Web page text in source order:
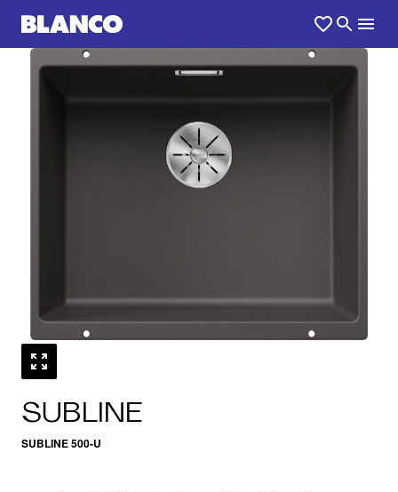
SUBLINE
SUBLINE 500-U
1 /0